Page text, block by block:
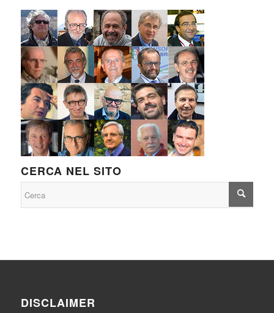
CERCA NEL SITO
DISCLAIMER